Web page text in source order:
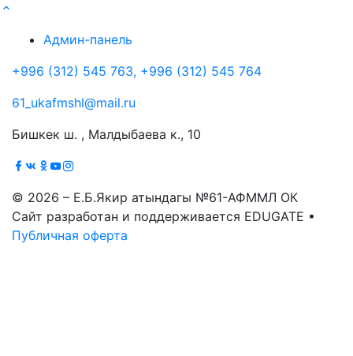
Админ-панель
+996 (312) 545 763, +996 (312) 545 764
61_ukafmshl@mail.ru
Бишкек ш. , Малдыбаева к., 10
© 2026 – Е.Б.Якир атындагы №61-АФММЛ ОК
Сайт разработан и поддерживается EDUGATE •
Публичная оферта